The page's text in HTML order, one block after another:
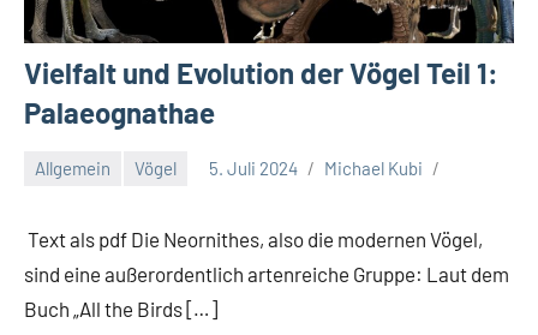
Vielfalt und Evolution der Vögel Teil 1:
Palaeognathae
Allgemein Vögel 5. Juli 2024 Michael Kubi
Text als pdf Die Neornithes, also die modernen Vögel,
sind eine außerordentlich artenreiche Gruppe: Laut dem
Buch „All the Birds […]